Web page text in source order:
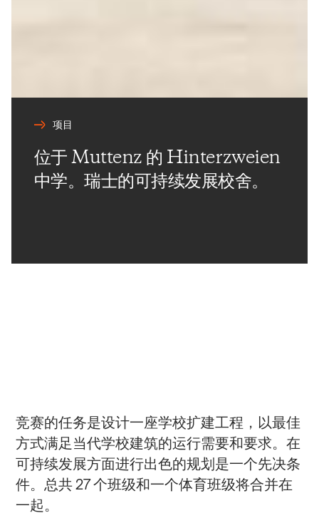
项目
位于 Muttenz 的 Hinterzweien
中学。瑞士的可持续发展校舍。
竞赛的任务是设计一座学校扩建工程，以最佳
方式满足当代学校建筑的运行需要和要求。在
可持续发展方面进行出色的规划是一个先决条
件。总共 27 个班级和一个体育班级将合并在
一起。